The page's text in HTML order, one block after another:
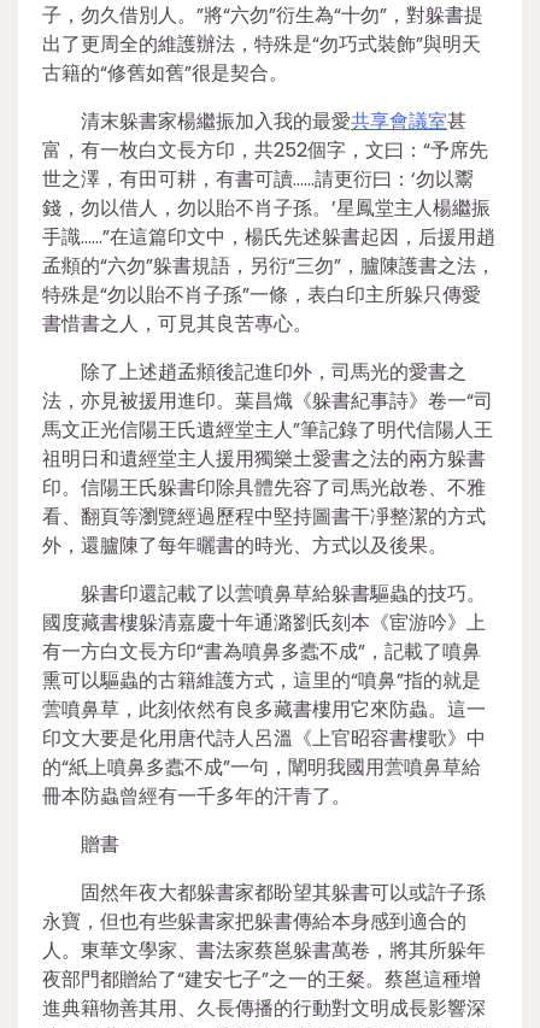
子，勿久借別人。”將“六勿”衍生為“十勿”，對躲書提
出了更周全的維護辦法，特殊是“勿巧式裝飾”與明天
古籍的“修舊如舊”很是契合。
清末躲書家楊繼振加入我的最愛共享會議室甚
富，有一枚白文長方印，共252個字，文曰：“予席先
世之澤，有田可耕，有書可讀……請更衍曰：‘勿以鬻
錢，勿以借人，勿以貽不肖子孫。’星鳳堂主人楊繼振
手識……”在這篇印文中，楊氏先述躲書起因，后援用趙
孟頫的“六勿”躲書規語，另衍“三勿”，臚陳護書之法，
特殊是“勿以貽不肖子孫”一條，表白印主所躲只傳愛
書惜書之人，可見其良苦專心。
除了上述趙孟頫後記進印外，司馬光的愛書之
法，亦見被援用進印。葉昌熾《躲書紀事詩》卷一“司
馬文正光信陽王氏遺經堂主人”筆記錄了明代信陽人王
祖明日和遺經堂主人援用獨樂土愛書之法的兩方躲書
印。信陽王氏躲書印除具體先容了司馬光啟卷、不雅
看、翻頁等瀏覽經過歷程中堅持圖書干凈整潔的方式
外，還臚陳了每年曬書的時光、方式以及後果。
躲書印還記載了以蕓噴鼻草給躲書驅蟲的技巧。
國度藏書樓躲清嘉慶十年通潞劉氏刻本《宦游吟》上
有一方白文長方印“書為噴鼻多蠹不成”，記載了噴鼻
熏可以驅蟲的古籍維護方式，這里的“噴鼻”指的就是
蕓噴鼻草，此刻依然有良多藏書樓用它來防蟲。這一
印文大要是化用唐代詩人呂溫《上官昭容書樓歌》中
的“紙上噴鼻多蠹不成”一句，闡明我國用蕓噴鼻草給
冊本防蟲曾經有一千多年的汗青了。
贈書
固然年夜大都躲書家都盼望其躲書可以或許子孫
永寶，但也有些躲書家把躲書傳給本身感到適合的
人。東華文學家、書法家蔡邕躲書萬卷，將其所躲年
夜部門都贈給了“建安七子”之一的王粲。蔡邕這種增
進典籍物善其用、久長傳播的行動對文明成長影響深